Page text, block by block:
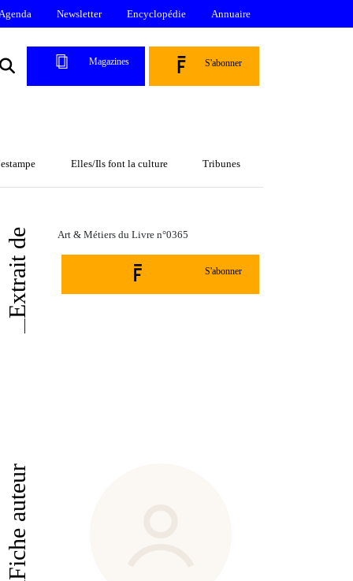
Newsletter Encyclopédie Annuaire
Magazines S'abonner
Elles/Ils font la culture Tribunes
Extrait de Art & Métiers du Livre n°0365
S'abonner
Fiche auteur